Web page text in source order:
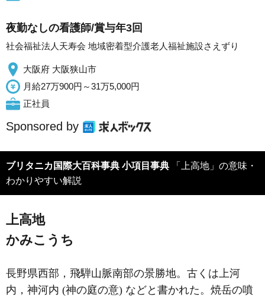
夜勤なしの看護師/賞与年3回
社会福祉法人天寿会 地域密着型介護老人福祉施設さえずり
大阪府 大阪狭山市
月給27万900円～31万5,000円
正社員
Sponsored by
ブリタニカ国際大百科事典 小項目事典
わかりやすい解説
上高地
かみこうち
長野県西部，飛騨山脈南部の景勝地。古くは上河
内，神河内 (神の庭の意) などと書かれた。焼岳の噴